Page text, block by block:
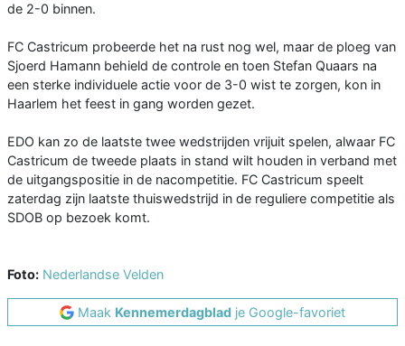
de 2-0 binnen.
FC Castricum probeerde het na rust nog wel, maar de ploeg van
Sjoerd Hamann behield de controle en toen Stefan Quaars na
een sterke individuele actie voor de 3-0 wist te zorgen, kon in
Haarlem het feest in gang worden gezet.
EDO kan zo de laatste twee wedstrijden vrijuit spelen, alwaar FC
Castricum de tweede plaats in stand wilt houden in verband met
de uitgangspositie in de nacompetitie. FC Castricum speelt
zaterdag zijn laatste thuiswedstrijd in de reguliere competitie als
SDOB op bezoek komt.
Foto: Nederlandse Velden
Maak Kennemerdagblad je Google-favoriet